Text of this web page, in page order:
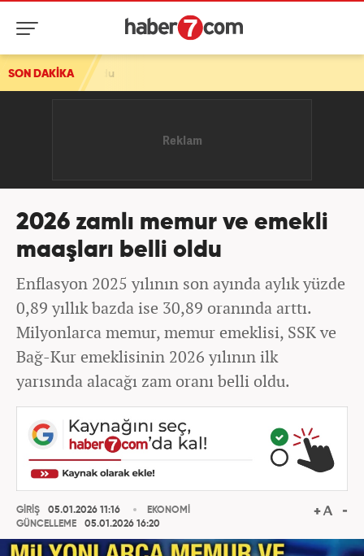
SON DAKİKA
2026 zamlı memur ve emekli
maaşları belli oldu
Enflasyon 2025 yılının son ayında aylık yüzde
0,89 yıllık bazda ise 30,89 oranında arttı.
Milyonlarca memur, memur emeklisi, SSK ve
Bağ-Kur emeklisinin 2026 yılının ilk
yarısında alacağı zam oranı belli oldu.
GİRİŞ
05.01.2026 11:16
GÜNCELLEME
05.01.2026 16:20
EKONOMİ